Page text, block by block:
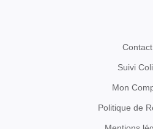
Contact
Suivi
Mon
Politique de